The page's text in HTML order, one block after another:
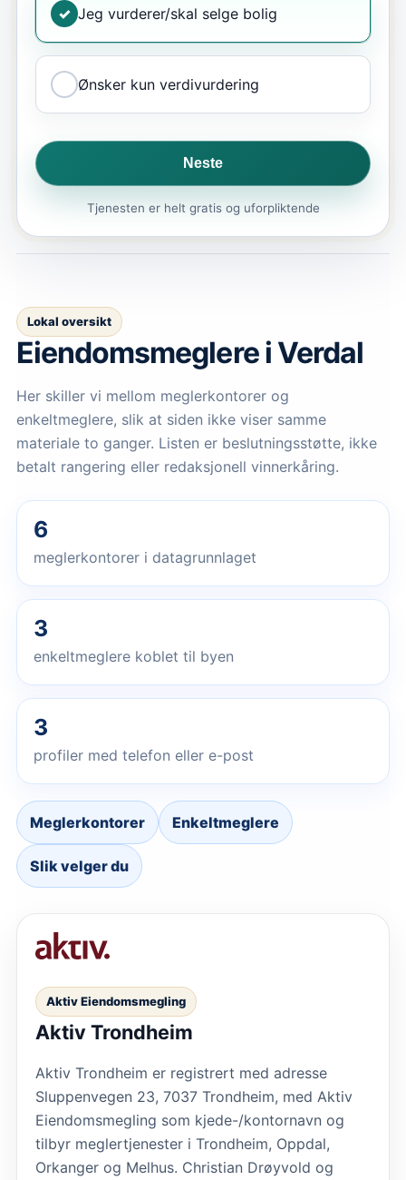
✓ Jeg vurderer/skal selge bolig
Ønsker kun verdivurdering
Neste
Tjenesten er helt gratis og uforpliktende
Lokal oversikt
Eiendomsmeglerei Verdal
Her skiller vi mellom meglerkontorer og
enkeltmeglere, slik at siden ikke viser samme
materiale to ganger. Listen er beslutningsstøtte, ikke
betalt rangering eller redaksjonell vinnerkåring.
6
meglerkontorer i datagrunnlaget
3
enkeltmeglere koblet til byen
3
profiler med telefon eller e-post
Meglerkontorer Enkeltmeglere
Slik velger du
Aktiv Eiendomsmegling
Aktiv Trondheim
Aktiv Trondheim er registrert med adresse
Sluppenvegen 23, 7037 Trondheim, med Aktiv
Eiendomsmegling som kjede-/kontornavn og
tilbyr meglertjenester i Trondheim, Oppdal,
Orkanger og Melhus. Christian Drøyvold og